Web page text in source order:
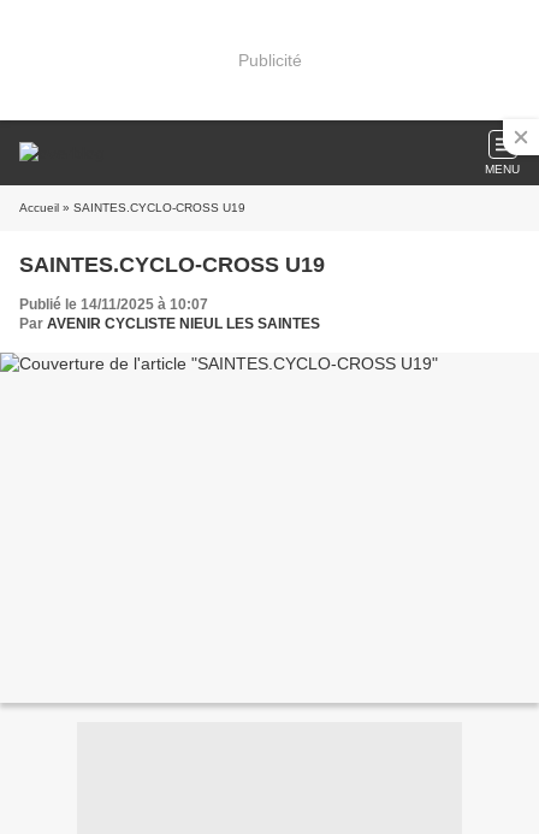
Publicité
MENU
Accueil » SAINTES.CYCLO-CROSS U19
SAINTES.CYCLO-CROSS U19
Publié le 14/11/2025 à 10:07
Par AVENIR CYCLISTE NIEUL LES SAINTES